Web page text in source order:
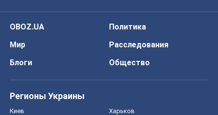
OBOZ.UA
Политика
Мир
Расследования
Блоги
Общество
Регионы Украины
Киев Харьков